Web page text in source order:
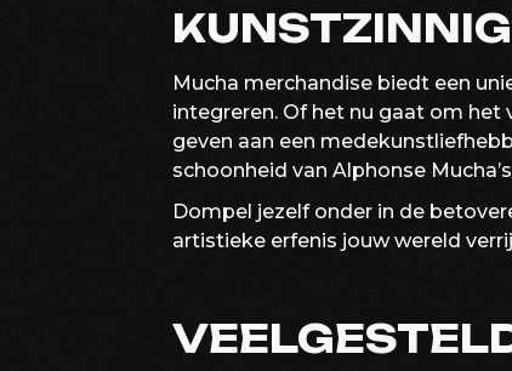
Mucha merchandise biedt een
integreren. Of het nu gaat om
geven aan een
schoonheid van Alphonse
Dompel jezelf onder in de
artistieke erfenis jouw wereld